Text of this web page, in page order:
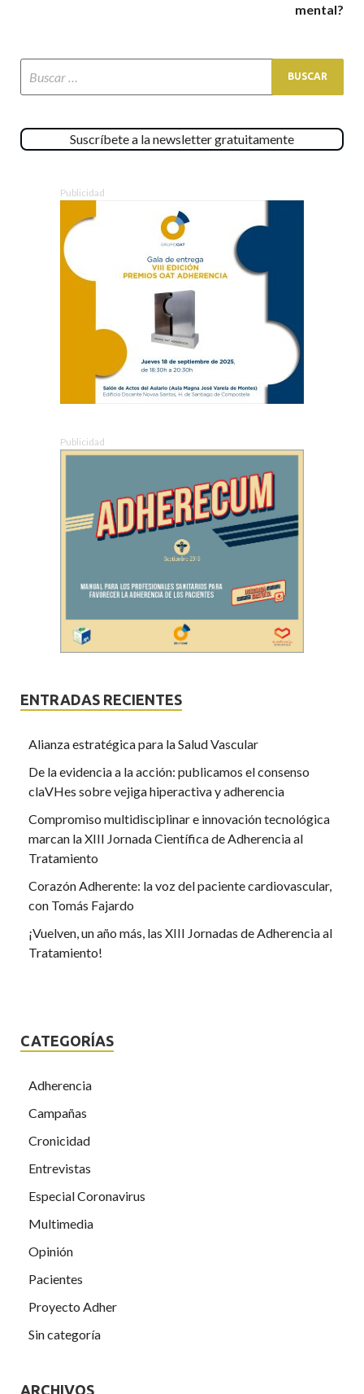
mental?
Suscríbete a la newsletter gratuitamente
Publicidad
Publicidad
ENTRADAS RECIENTES
Alianza estratégica para la Salud Vascular
De la evidencia a la acción: publicamos el consenso
claVHes sobre vejiga hiperactiva y adherencia
Compromiso multidisciplinar e innovación tecnológica
marcan la XIII Jornada Científica de Adherencia al
Tratamiento
Corazón Adherente: la voz del paciente cardiovascular,
con Tomás Fajardo
¡Vuelven, un año más, las XIII Jornadas de Adherencia al
Tratamiento!
CATEGORÍAS
Adherencia
Campañas
Cronicidad
Entrevistas
Especial Coronavirus
Multimedia
Opinión
Pacientes
Proyecto Adher
Sin categoría
ARCHIVOS